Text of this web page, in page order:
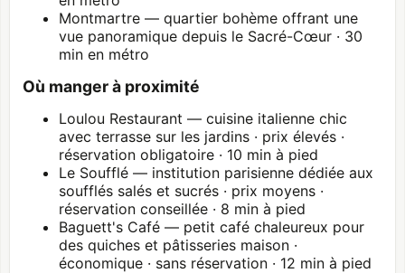
Montmartre — quartier bohème offrant une
vue panoramique depuis le Sacré-Cœur · 30
min en métro
Où manger à proximité
Loulou Restaurant — cuisine italienne chic
avec terrasse sur les jardins · prix élevés ·
réservation obligatoire · 10 min à pied
Le Soufflé — institution parisienne dédiée aux
soufflés salés et sucrés · prix moyens ·
réservation conseillée · 8 min à pied
Baguett's Café — petit café chaleureux pour
des quiches et pâtisseries maison ·
économique · sans réservation · 12 min à pied